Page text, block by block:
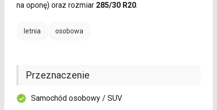
na oponę) oraz rozmiar 285/30 R20.
letnia osobowa
Przeznaczenie
Samochód osobowy / SUV